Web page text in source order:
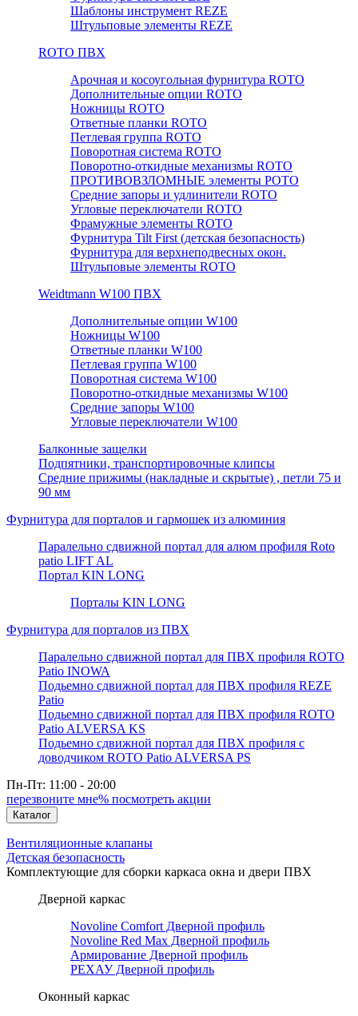
Шаблоны инструмент REZE
Штульповые элементы REZE
RОTO ПВХ
Арочная и косоугольная фурнитура ROTO
Дополнительные опции ROTO
Ножницы ROTO
Ответные планки ROTO
Петлевая группа ROTO
Поворотная система ROTO
Поворотно-откидные механизмы ROTO
ПРОТИВОВЗЛОМНЫЕ элементы РОТО
Средние запоры и удлинители ROTO
Угловые переключатели ROTO
Фрамужные элементы ROTO
Фурнитура Tilt First (детская безопасность)
Фурнитура для верхнеподвесных окон.
Штульповые элементы ROTO
Weidtmann W100 ПВХ
Дополнительные опции W100
Ножницы W100
Ответные планки W100
Петлевая группа W100
Поворотная система W100
Поворотно-откидные механизмы W100
Средние запоры W100
Угловые переключатели W100
Балконные защелки
Подпятники, транспортировочные клипсы
Средние прижимы (накладные и скрытые) , петли 75 и
90 мм
Фурнитура для порталов и гармошек из алюминия
Паралельно сдвижной портал для алюм профиля Roto
patio LIFT AL
Портал KIN LONG
Порталы KIN LONG
Фурнитура для порталов из ПВХ
Паралельно сдвижной портал для ПВХ профиля ROTO
Patio INOWA
Подьемно сдвижной портал для ПВХ профиля REZE
Patio
Подьемно сдвижной портал для ПВХ профиля ROTO
Patio ALVERSA KS
Подьемно сдвижной портал для ПВХ профиля с
доводчиком ROTO Patio ALVERSA PS
Пн-Пт: 11:00 - 20:00
перезвоните мне% посмотреть акции
Каталог
Вентиляционные клапаны
Детская безопасность
Комплектующие для сборки каркаса окна и двери ПВХ
Дверной каркас
Novoline Comfort Дверной профиль
Novoline Red Мax Дверной профиль
Армирование Дверной профиль
РЕХАУ Дверной профиль
Оконный каркас